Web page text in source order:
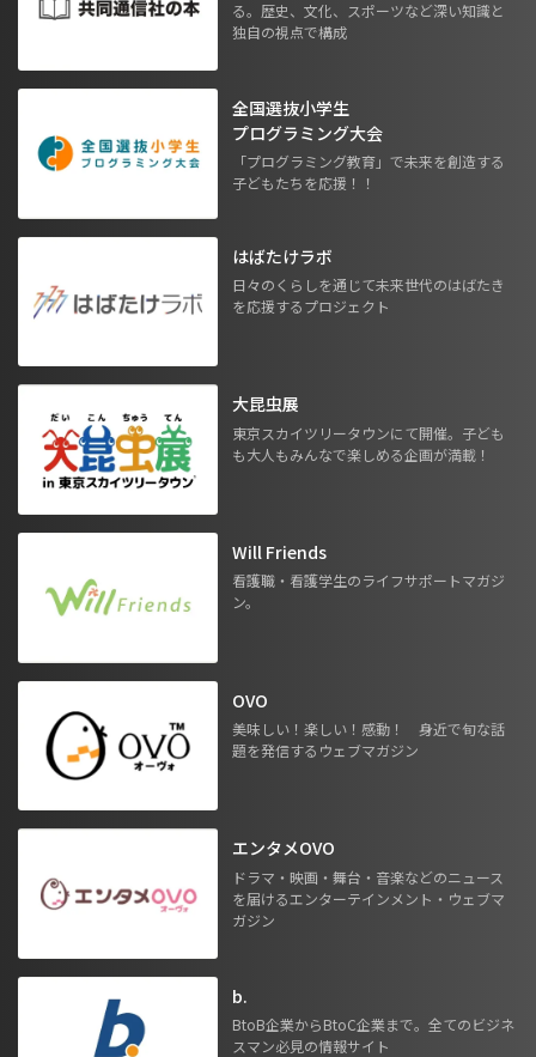
る。歴史、文化、スポーツなど深い知識と
独自の視点で構成
全国選抜小学生
プログラミング大会
「プログラミング教育」で未来を創造する
子どもたちを応援！！
はばたけラボ
日々のくらしを通じて未来世代のはばたき
を応援するプロジェクト
大昆虫展
東京スカイツリータウンにて開催。子ども
も大人もみんなで楽しめる企画が満載！
Will Friends
看護職・看護学生のライフサポートマガジ
ン。
OVO
美味しい！楽しい！感動！ 身近で旬な話
題を発信するウェブマガジン
エンタメOVO
ドラマ・映画・舞台・音楽などのニュース
を届けるエンターテインメント・ウェブマ
ガジン
b.
BtoB企業からBtoC企業まで。全てのビジネ
スマン必見の情報サイト